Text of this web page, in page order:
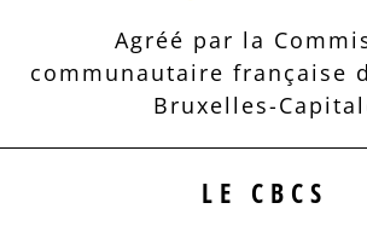
Agréé par la
communautaire française
Bruxelles-
LE CBCS